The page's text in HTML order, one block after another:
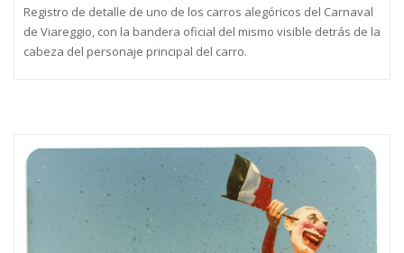
Registro de detalle de uno de los carros alegóricos del Carnaval
de Viareggio, con la bandera oficial del mismo visible detrás de la
cabeza del personaje principal del carro.